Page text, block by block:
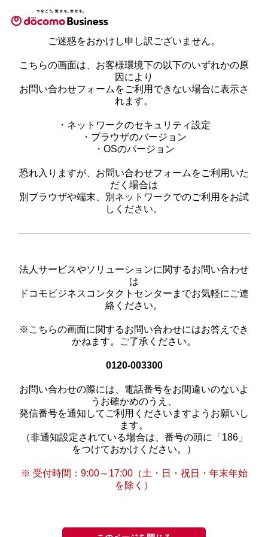
ご迷惑をおかけし申し訳ございません。
こちらの画面は、お客様環境下の以下のいずれかの原
因により
お問い合わせフォームをご利用できない場合に表示さ
れます。
・ネットワークのセキュリティ設定
・ブラウザのバージョン
・OSのバージョン
恐れ入りますが、お問い合わせフォームをご利用いた
だく場合は
別ブラウザや端末、別ネットワークでのご利用をお試
しください。
法人サービスやソリューションに関するお問い合わせ
は
ドコモビジネスコンタクトセンターまでお気軽にご連
絡ください。
※こちらの画面に関するお問い合わせにはお答えでき
かねます。ご了承ください。
0120-003300
お問い合わせの際には、電話番号をお間違いのないよ
うお確かめのうえ、
発信番号を通知してご利用くださいますようお願いし
ます。
（非通知設定されている場合は、番号の頭に「186」
をつけておかけください。）
※ 受付時間：9:00～17:00（土・日・祝日・年末年始
を除く）